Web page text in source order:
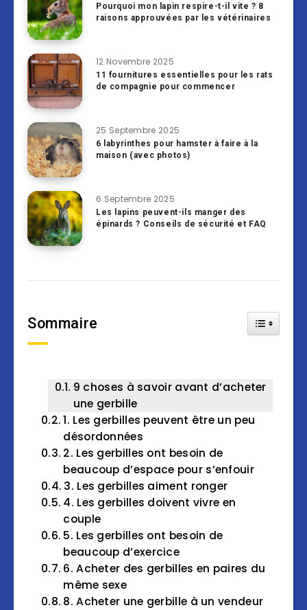
Pourquoi mon lapin respire-t-il vite ? 8
raisons approuvées par les vétérinaires
12 Novembre 2025
11 fournitures essentielles pour les rats
de compagnie pour commencer
25 Septembre 2025
6 labyrinthes pour hamster à faire à la
maison (avec photos)
6 Septembre 2025
Les lapins peuvent-ils manger des
épinards ? Conseils de sécurité et FAQ
Sommaire Toggle
9 choses à savoir avant d’acheter
une gerbille
1. Les gerbilles peuvent être un peu
désordonnées
2. Les gerbilles ont besoin de
beaucoup d’espace pour s’enfouir
3. Les gerbilles aiment ronger
4. Les gerbilles doivent vivre en
couple
5. Les gerbilles ont besoin de
beaucoup d’exercice
6. Acheter des gerbilles en paires du
même sexe
8. Acheter une gerbille à un vendeur